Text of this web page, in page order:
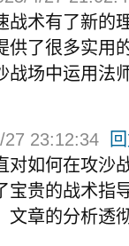
战术有了新的
供了很多实用
战场中运用法
27 23:12:34
对如何在攻沙
宝贵的战术指
文章的分析透